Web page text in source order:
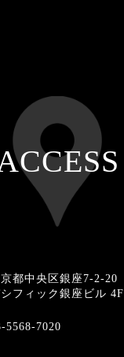
都中央区銀座7-2-20
フィック銀座ビル 4F
5568-7020